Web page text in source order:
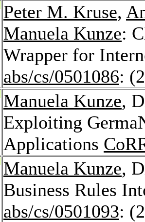
Peter M. Kruse,
Manuela Kunze:
Wrapper for
abs/cs/0501086:
Manuela Kunze,
Exploiting
Applications
Manuela Kunze,
Business Rules
abs/cs/0501093: